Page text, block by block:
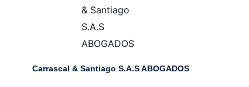
Carrascal & Santiago S.A.S ABOGADOS